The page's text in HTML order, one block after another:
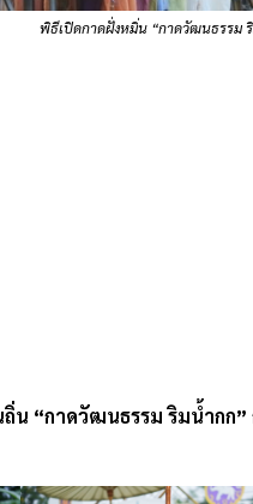
พิธีเปิดกาดฝั่งหมิ่น “กาดวัฒนธรรม
“กาดวัฒนธรรม ริมน้ำกก